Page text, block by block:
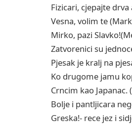
Fizicari, cjepajte
Vesna, volim te
Mirko, pazi
Zatvorenici su
Pjesak je kralj na
Ko drugome jamu
Crncim kao Japanac.
Bolje i pantljicara
Greska!- rece jez i